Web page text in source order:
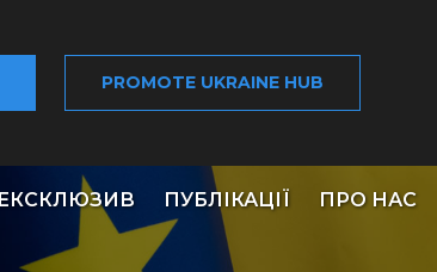
PROMOTE UKRAINE HUB
ЕКСКЛЮЗИВ ПУБЛІКАЦІЇ ПРО НАС